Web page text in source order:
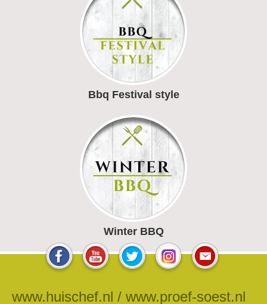
Bbq Festival style
Winter BBQ
www.huischef.nl / www.proef-soest.nl